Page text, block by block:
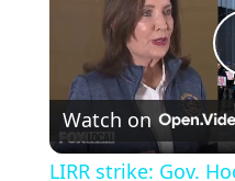
Watch on
LIRR strike: Gov.